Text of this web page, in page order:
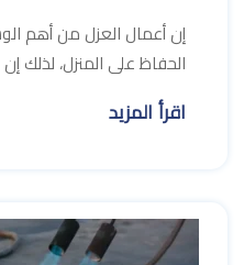
إن أعمال العزل من أهم
الحفاظ على المنزل، لذلك
اقرأ المزيد